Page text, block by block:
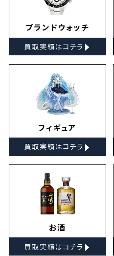
ブランドウォッチ
買取実績はコチラ ▸
フィギュア
買取実績はコチラ ▸
お酒
買取実績はコチラ ▸